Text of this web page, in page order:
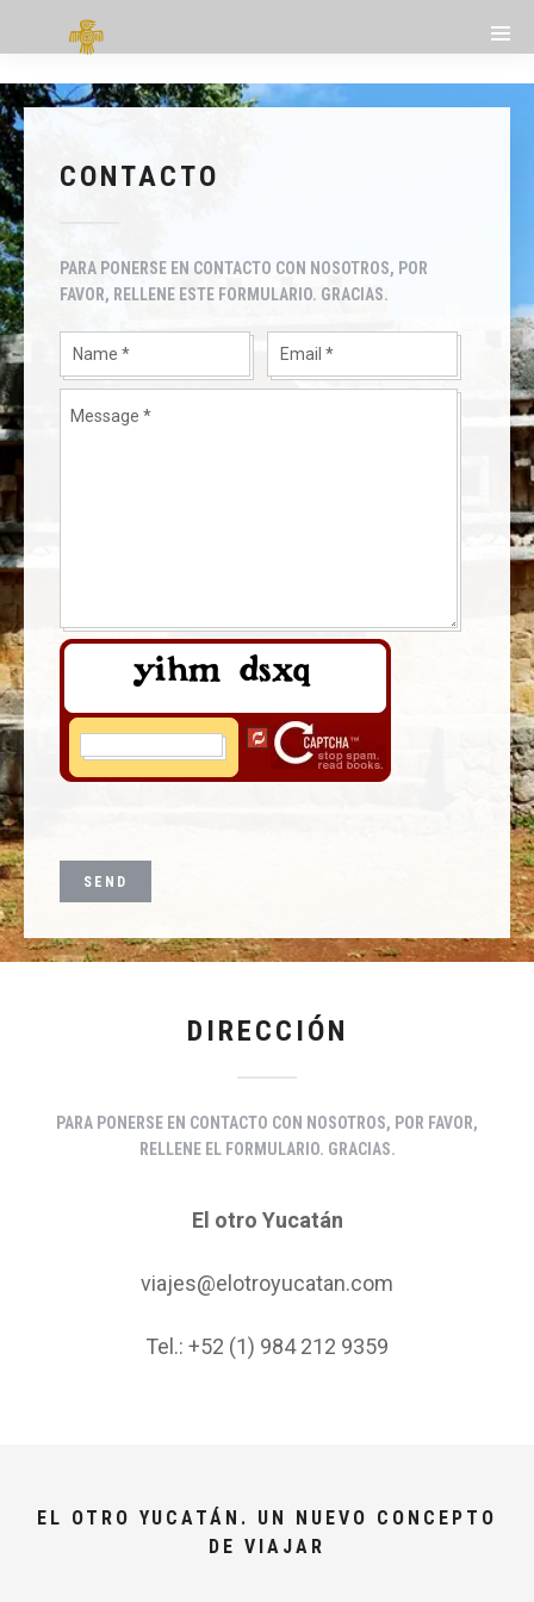
CONTACTO
PARA PONERSE EN CONTACTO CON NOSOTROS, POR
FAVOR, RELLENE ESTE FORMULARIO. GRACIAS.
DIRECCIÓN
PARA PONERSE EN CONTACTO CON NOSOTROS, POR FAVOR,
RELLENE EL FORMULARIO. GRACIAS.
El otro Yucatán
viajes@elotroyucatan.com
Tel.: +52 (1) 984 212 9359
EL OTRO YUCATÁN. UN NUEVO CONCEPTO
DE VIAJAR